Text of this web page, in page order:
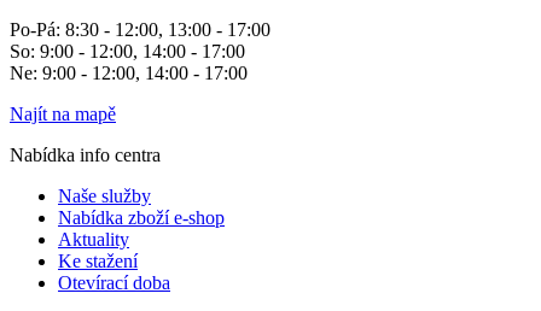
Po-Pá: 8:30 - 12:00, 13:00 - 17:00
So: 9:00 - 12:00, 14:00 - 17:00
Ne: 9:00 - 12:00, 14:00 - 17:00
Najít na mapě
Nabídka info centra
Naše služby
Nabídka zboží e-shop
Aktuality
Ke stažení
Otevírací doba